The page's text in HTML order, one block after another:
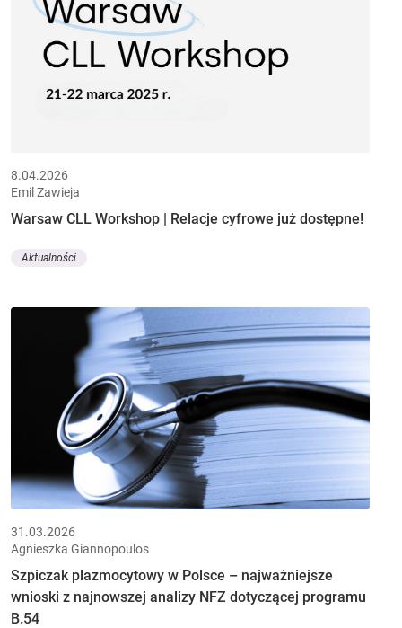
8.04.2026
Emil Zawieja
Warsaw CLL Workshop | Relacje cyfrowe już dostępne!
Aktualności
31.03.2026
Agnieszka Giannopoulos
Szpiczak plazmocytowy w Polsce – najważniejsze
wnioski z najnowszej analizy NFZ dotyczącej programu
B.54